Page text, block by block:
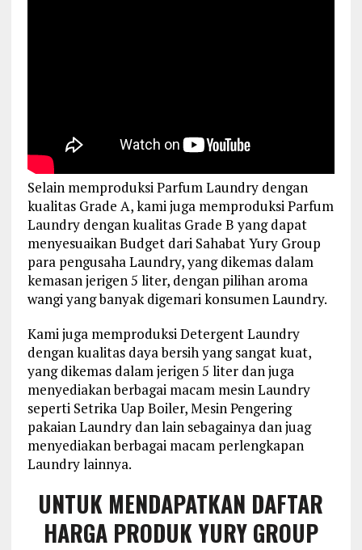
Selain memproduksi Parfum Laundry dengan
kualitas Grade A, kami juga memproduksi Parfum
Laundry dengan kualitas Grade B yang dapat
menyesuaikan Budget dari Sahabat Yury Group
para pengusaha Laundry, yang dikemas dalam
kemasan jerigen 5 liter, dengan pilihan aroma
wangi yang banyak digemari konsumen Laundry.
Kami juga memproduksi Detergent Laundry
dengan kualitas daya bersih yang sangat kuat,
yang dikemas dalam jerigen 5 liter dan juga
menyediakan berbagai macam mesin Laundry
seperti Setrika Uap Boiler, Mesin Pengering
pakaian Laundry dan lain sebagainya dan juag
menyediakan berbagai macam perlengkapan
Laundry lainnya.
UNTUK MENDAPATKAN DAFTAR
HARGA PRODUK YURY GROUP